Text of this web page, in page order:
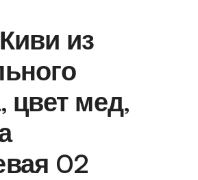
из
цвет мед,
02